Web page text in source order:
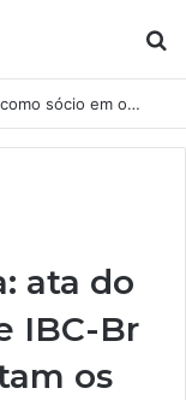
JBS traz fundo soberano da Indonésia como sócio em operação de US$ 2,5 bilhões
ata do
IBC-Br
os